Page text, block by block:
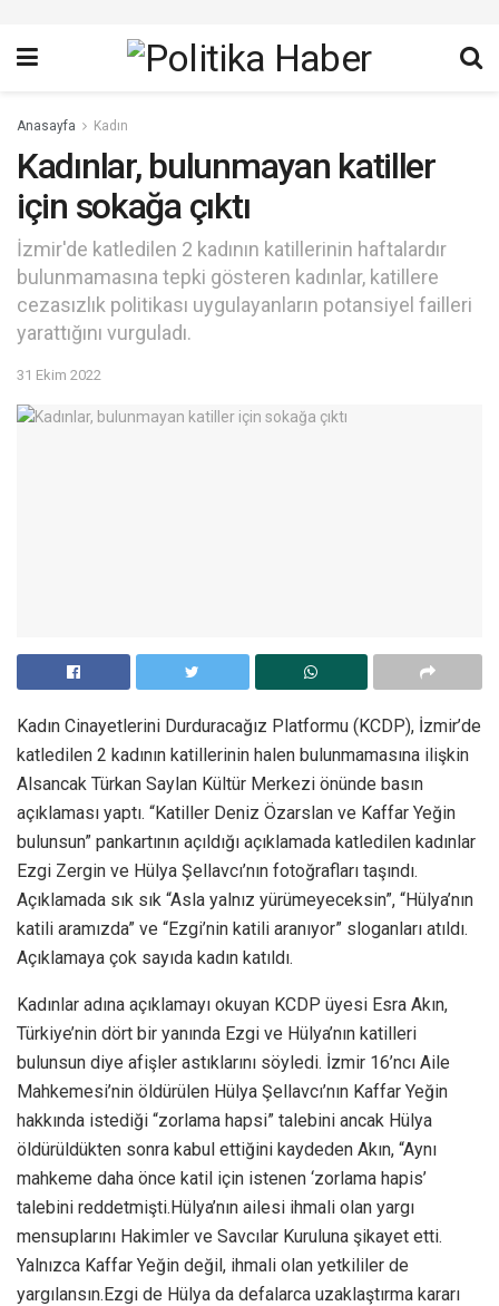
Anasayfa Kadın
Kadınlar, bulunmayan katiller
için sokağa çıktı
İzmir'de katledilen 2 kadının katillerinin haftalardır
bulunmamasına tepki gösteren kadınlar, katillere
cezasızlık politikası uygulayanların potansiyel failleri
yarattığını vurguladı.
31 Ekim 2022
Kadın Cinayetlerini Durduracağız Platformu (KCDP), İzmir’de
katledilen 2 kadının katillerinin halen bulunmamasına ilişkin
Alsancak Türkan Saylan Kültür Merkezi önünde basın
açıklaması yaptı. “Katiller Deniz Özarslan ve Kaffar Yeğin
bulunsun” pankartının açıldığı açıklamada katledilen kadınlar
Ezgi Zergin ve Hülya Şellavcı’nın fotoğrafları taşındı.
Açıklamada sık sık “Asla yalnız yürümeyeceksin”, “Hülya’nın
katili aramızda” ve “Ezgi’nin katili aranıyor” sloganları atıldı.
Açıklamaya çok sayıda kadın katıldı.
Kadınlar adına açıklamayı okuyan KCDP üyesi Esra Akın,
Türkiye’nin dört bir yanında Ezgi ve Hülya’nın katilleri
bulunsun diye afişler astıklarını söyledi. İzmir 16’ncı Aile
Mahkemesi’nin öldürülen Hülya Şellavcı’nın Kaffar Yeğin
hakkında istediği “zorlama hapsi” talebini ancak Hülya
öldürüldükten sonra kabul ettiğini kaydeden Akın, “Aynı
mahkeme daha önce katil için istenen ‘zorlama hapis’
talebini reddetmişti.Hülya’nın ailesi ihmali olan yargı
mensuplarını Hakimler ve Savcılar Kuruluna şikayet etti.
Yalnızca Kaffar Yeğin değil, ihmali olan yetkililer de
yargılansın.Ezgi de Hülya da defalarca uzaklaştırma kararı